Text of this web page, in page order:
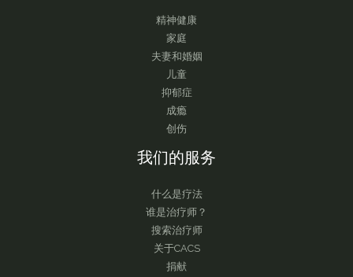
精神健康
家庭
夫妻和婚姻
儿童
抑郁症
成瘾
创伤
我们的服务
什么是疗法
谁是治疗师？
搜索治疗师
关于CACS
捐献